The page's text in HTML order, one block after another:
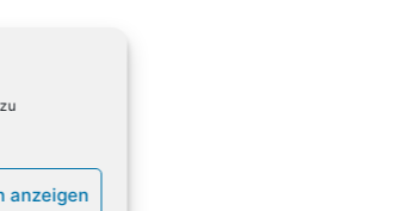
anzeigen